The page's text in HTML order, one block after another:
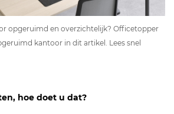
opgeruimd en overzichtelijk? Officetopper
kantoor in dit artikel. Lees snel
hoe doet u dat?